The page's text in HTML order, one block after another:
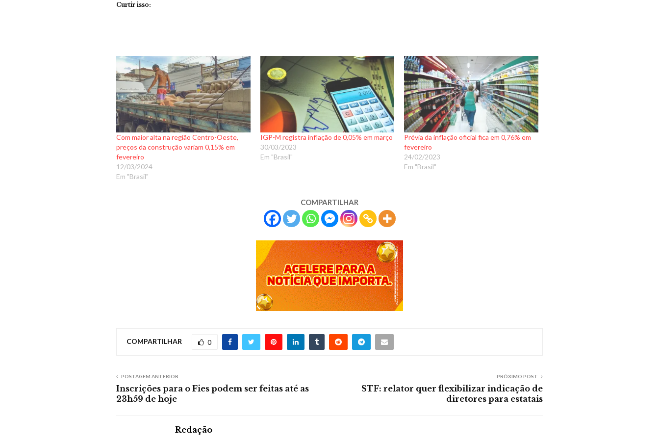
Curtir isso:
Com maior alta na região Centro-Oeste,
preços da construção variam 0,15% em
fevereiro
12/03/2024
Em "Brasil"
IGP-M registra inflação de 0,05% em março
30/03/2023
Em "Brasil"
Prévia da inflação oficial fica em 0,76% em
fevereiro
24/02/2023
Em "Brasil"
COMPARTILHAR
COMPARTILHAR 0
POSTAGEM ANTERIOR
Inscrições para o Fies podem ser feitas até as
23h59 de hoje
PRÓXIMO POST
STF: relator quer flexibilizar indicação de
diretores para estatais
Redação